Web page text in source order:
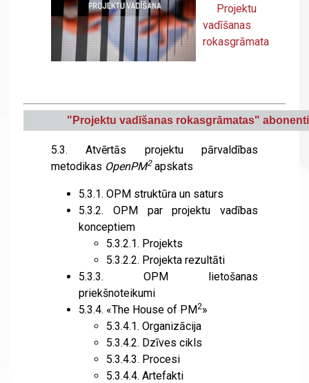
Projektu
vadīšanas
rokasgrāmata
" Projektu vadīšanas rokasgrāmatas"
5.3. Atvērtās projektu pārvaldības
metodikas OpenPM2apskats
5.3.1. OPM struktūra un saturs
5.3.2. OPM par projektu vadības
konceptiem
5.3.2.1. Projekts
5.3.2.2. Projekta rezultāti
5.3.3. OPM lietošanas
priekšnoteikumi
5.3.4. «The House of PM2»
5.3.4.1. Organizācija
5.3.4.2. Dzīves cikls
5.3.4.3. Procesi
5.3.4.4. Artefakti